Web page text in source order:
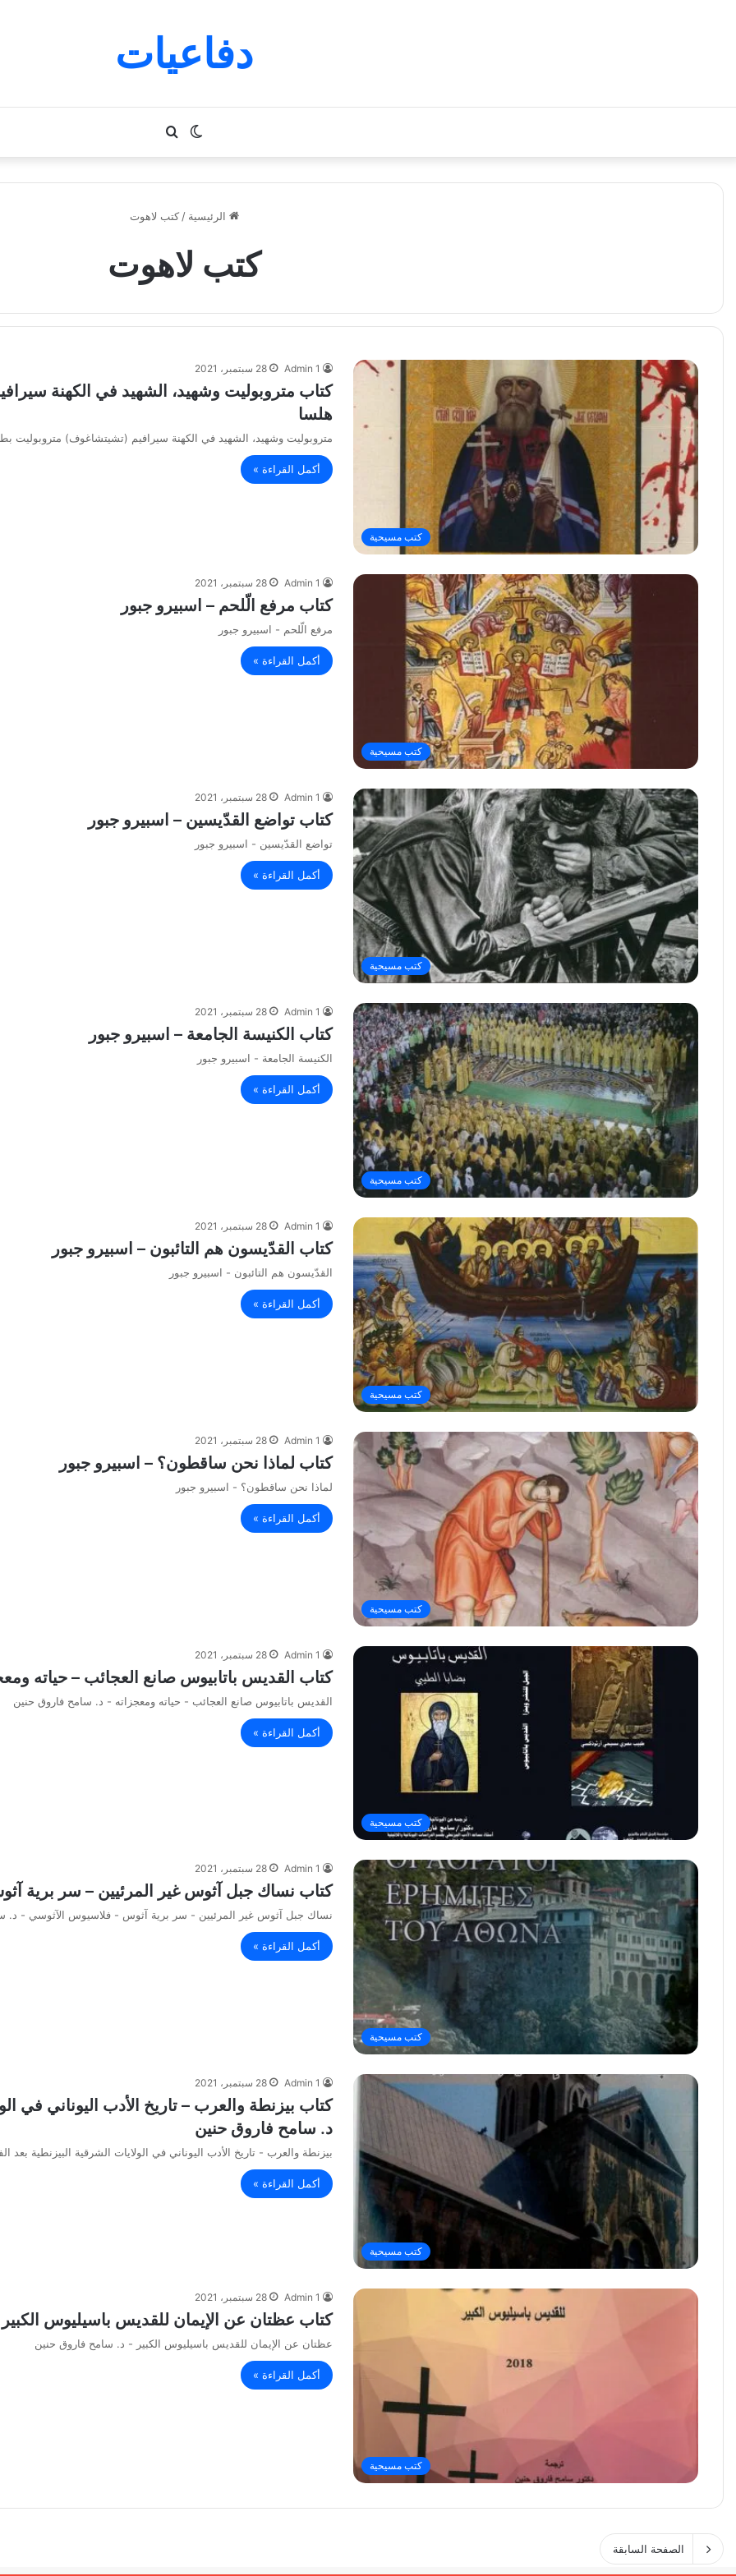
دفاعيات
بحث
عن
الوضع
المظلم
الرئيسية / كتب لاهوت
كتب لاهوت
كتب مسيحية
Admin 1 28 سبتمبر، 2021
كتاب متروبوليت وشهيد، الشهيد في الكهنة
هلسا
متروبوليت وشهيد، الشهيد في الكهنة سيرافيم (تشيتشاغوف) متروبوليت
أكمل القراءة »
كتب مسيحية
Admin 1 28 سبتمبر، 2021
كتاب مرفع الّلحم – اسبيرو جبور
مرفع الّلحم - اسبيرو جبور
أكمل القراءة »
كتب مسيحية
Admin 1 28 سبتمبر، 2021
كتاب تواضع القدّيسين – اسبيرو جبور
تواضع القدّيسين - اسبيرو جبور
أكمل القراءة »
كتب مسيحية
Admin 1 28 سبتمبر، 2021
كتاب الكنيسة الجامعة – اسبيرو جبور
الكنيسة الجامعة - اسبيرو جبور
أكمل القراءة »
كتب مسيحية
Admin 1 28 سبتمبر، 2021
كتاب القدّيسون هم التائبون – اسبيرو جبور
القدّيسون هم التائبون - اسبيرو جبور
أكمل القراءة »
كتب مسيحية
Admin 1 28 سبتمبر، 2021
كتاب لماذا نحن ساقطون؟ – اسبيرو جبور
لماذا نحن ساقطون؟ - اسبيرو جبور
أكمل القراءة »
كتب مسيحية
Admin 1 28 سبتمبر، 2021
كتاب القديس باتابيوس صانع العجائب – حياته
القديس باتابيوس صانع العجائب - حياته ومعجزاته - د. سامح فاروق حنين
أكمل القراءة »
كتب مسيحية
Admin 1 28 سبتمبر، 2021
كتاب نساك جبل آثوس غير المرئيين – سر برية
نساك جبل آثوس غير المرئيين - سر برية آثوس - فلاسيوس الآثوسي - د.
أكمل القراءة »
كتب مسيحية
Admin 1 28 سبتمبر، 2021
كتاب بيزنطة والعرب – تاريخ الأدب اليوناني في
د. سامح فاروق حنين
بيزنطة والعرب - تاريخ الأدب اليوناني في الولايات الشرقية البيزنطية
أكمل القراءة »
كتب مسيحية
Admin 1 28 سبتمبر، 2021
كتاب عظتان عن الإيمان للقديس باسيليوس
عظتان عن الإيمان للقديس باسيليوس الكبير - د. سامح فاروق حنين
أكمل القراءة »
الصفحة السابقة